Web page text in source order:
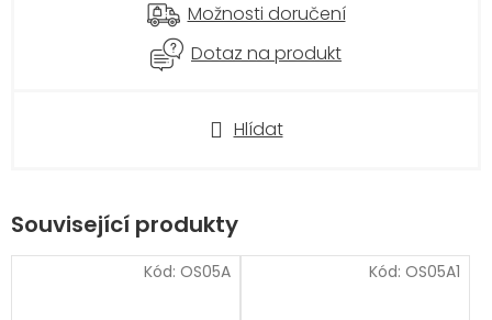
Hlídat
Možnosti doručení
Dotaz na produkt
Související produkty
Kód: OS05A Kód: OS05A1